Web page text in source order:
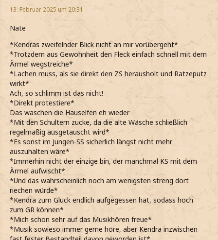
13. Februar 2025 um 20:31
Nate
*Kendras zweifelnder Blick nicht an mir vorübergeht*
*Trotzdem aus Gewohnheit den Fleck einfach schnell mit dem
Ärmel wegstreiche*
*Lachen muss, als sie direkt den ZS herausholt und Ratzeputz
wirkt*
Ach, so schlimm ist das nicht!
*Direkt protestiere*
Das waschen die Hauselfen eh wieder
*Mit den Schultern zucke, da die alte Wäsche schließlich
regelmäßig ausgetauscht wird*
*Es sonst im Jungen-SS sicherlich längst nicht mehr
auszuhalten wäre*
*Immerhin nicht der einzige bin, der manchmal KS mit dem
Ärmel aufwischt*
*Und das wahrscheinlich noch am wenigsten streng dort
riechen würde*
*Kendra zum Glück endlich aufgegessen hat, sodass hoch
zum GR können*
*Mich schon sehr auf das Musikhören freue*
*Musik sowieso immer gerne höre, aber Kendra inzwischen